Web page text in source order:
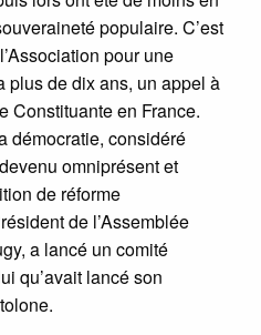
populaire. C’est
pour une
plus de dix ans, un appel à
Constituante en France.
démocratie, considéré
omniprésent et
de réforme
de l’Assemblée
a lancé un comité
qu’avait lancé son